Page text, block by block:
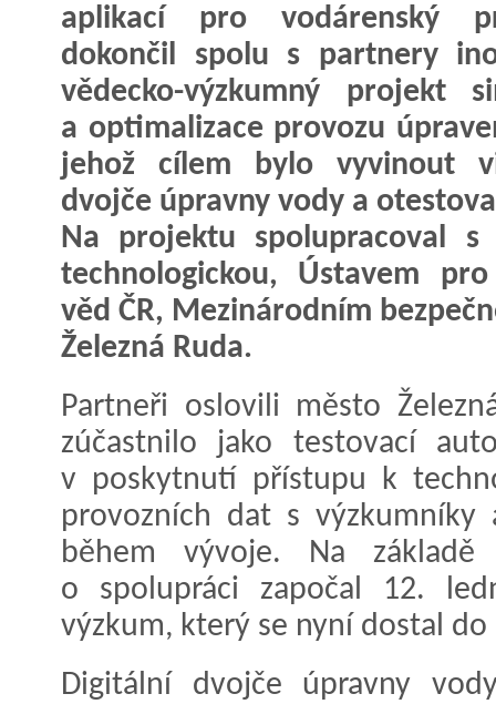
aplikací pro vodárenský
dokončil spolu s partnery
vědecko-výzkumný projekt
a optimalizace provozu
jehož cílem bylo vyvinout
dvojče úpravny vody a
Na projektu spolupracoval s
technologickou, Ústavem
věd ČR, Mezinárodním
Železná Ruda.
Partneři oslovili město
zúčastnilo jako testovací
v poskytnutí přístupu k
provozních dat s
během vývoje. Na základě
o spolupráci započal 12.
výzkum, který se nyní dostal do
Digitální dvojče úpravny